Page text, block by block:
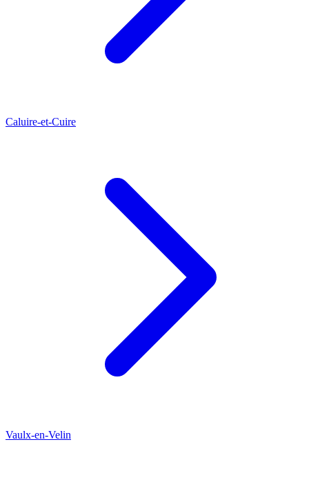
Caluire-et-Cuire
Vaulx-en-Velin